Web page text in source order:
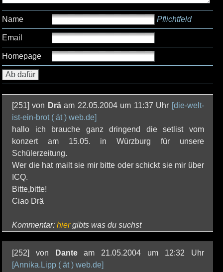
Name Pflichtfeld
Email
Homepage
[251] von Dräam 22.05.2004 um 11:37 Uhr [die-welt-
ist-ein-brot ( ät ) web.de]
hallo ich brauche ganz dringend die setlist vom
konzert am 15.05. in Würzburg für unsere
Schülerzeitung.
Wer die hat mailt sie mir bitte oder schickt sie mir über
ICQ.
Bitte,bitte!
Ciao Drä
Kommentar: hiergibts was du suchst
[252] von Danteam 21.05.2004 um 12:32 Uhr
[Annika.Lipp ( ät ) web.de]